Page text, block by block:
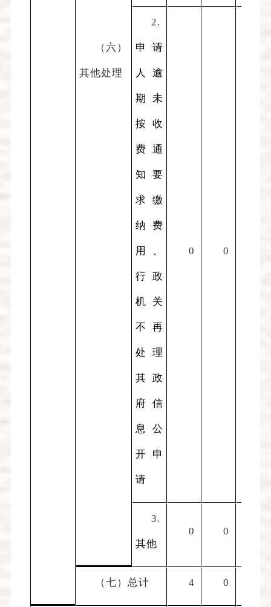
（六）
其他处理
2.
申请
人逾
期未
按收
费通
知要
求缴
纳费
用、
行政
机关
不再
处理
其政
府信
息公
开申
请
0 0
3.
其他
0 0
（七）总计 4 0